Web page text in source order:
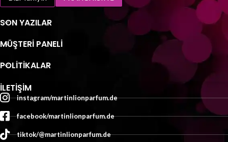
SON YAZILAR
MÜŞTERI PANELI
POLİTİKALAR
İLETIŞIM
instagram/martinlionparfum.de
facebook/martinlionparfum.de
tiktok/@martinlionparfum.de